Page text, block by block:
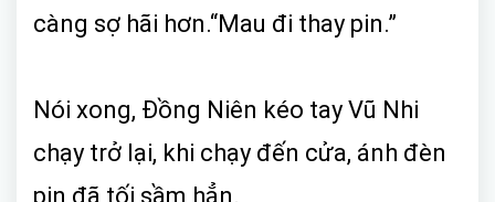
càng sợ hãi hơn.“Mau đi thay pin.”
Nói xong, Đồng Niên kéo tay Vũ Nhi
chạy trở lại, khi chạy đến cửa, ánh đèn
pin đã tối sầm hẳn.